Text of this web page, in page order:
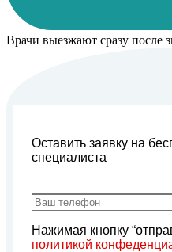
Врачи выезжают сразу после
Оставить заявку на
специалиста
Нажимая кнопку
политикой